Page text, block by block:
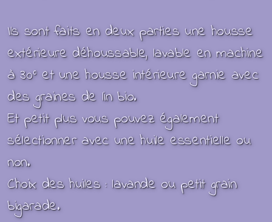
Ils sont faits en deux parties une housse
extérieure déhoussable, lavable en machine
à 30° et une housse intérieure garnie avec
des graines de lin bio.
Et petit plus vous pouvez également
sélectionner avec une huile essentielle ou
non.
Choix des huiles : lavande ou petit grain
bigarade.